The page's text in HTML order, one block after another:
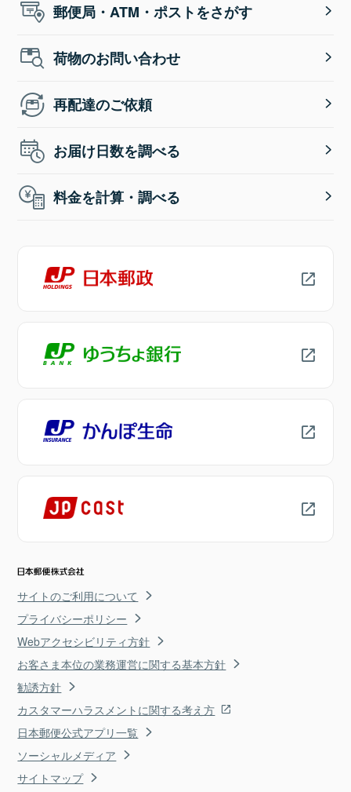
郵便局・ATM・ポストをさがす
荷物のお問い合わせ
再配達のご依頼
お届け日数を調べる
料金を計算・調べる
サイトのご利用について
プライバシーポリシー
Webアクセシビリティ方針
お客さま本位の業務運営に関する基本方針
勧誘方針
カスタマーハラスメントに関する考え方
日本郵便公式アプリ一覧
ソーシャルメディア
サイトマップ